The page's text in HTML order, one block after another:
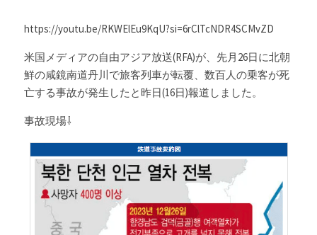
Beginner's Content
投資
ログイン/ 登録
https://youtu.be/RKWElEu9KqU?si=6rClTcNDR4SCMvZD
米国メディアの自由アジア放送(RFA)が、先月26日に北朝
鮮の咸鏡南道丹川で旅客列車が転覆、数百人の乗客が死
亡する事故が発生したと昨日(16日)報道しました。
事故現場⇩